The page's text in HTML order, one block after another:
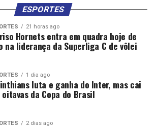
na pessoa de Braguinha.
ser ele o principal beneficiário político
e intimidação política feita pela
por ter se evidenciado a ligação
por ele nomeados com a
no Rio de Janeiro, em favor da
anotou a Promotoria.
colhidas no inquérito, o Tribunal
influência do Comando Vermelho nas
ESPORTES
21 horas ago
Hornets entra em quadra hoje de
na liderança da Superliga C de vôlei
1 dia ago
luta e ganha do Inter, mas cai
oitavas da Copa do Brasil
2 dias ago